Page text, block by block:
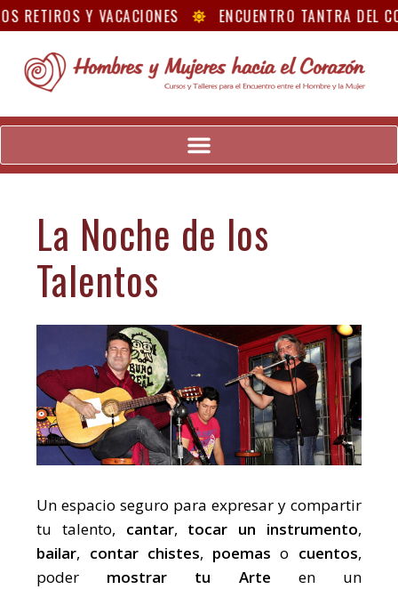
RETIROS Y VACACIONES ENCUENTRO TANTRA DEL
La Noche de los
Talentos
Un espacio seguro para expresar y compartir
tu talento, cantar, tocar un instrumento,
bailar, contar chistes, poemas o cuentos,
poder mostrar tu Arte en un